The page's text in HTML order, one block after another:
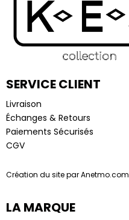
SERVICE CLIENT
Livraison
Échanges & Retours
Paiements Sécurisés
CGV
Création du site par Anetmo.com
LA MARQUE